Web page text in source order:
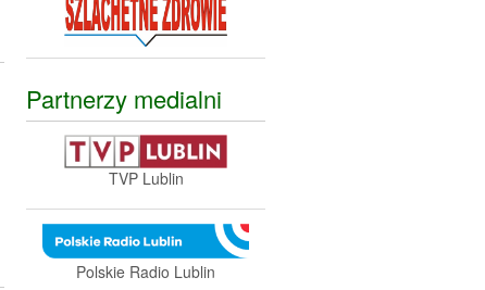
Partnerzy medialni
TVP Lublin
Polskie Radio Lublin